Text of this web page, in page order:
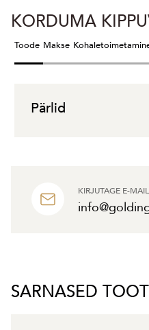
KIRJUTAGE E-MAIL
KORDUMA
Toode Makse
Pärlid
SARNASED